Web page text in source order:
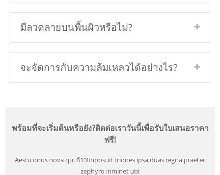
มีลวดลายบนพื้นผิวหรือไม่?
จะจัดการกับความล้มเหลวได้อย่างไร?
พร้อมที่จะเริ่มต้นหรือยัง?ติดต่อเราวันนี้เพื่อรับใบเสนอราคา
ฟรี!
Aestu onus nova qui ก้าว!Inposuit triones ipsa duas regna praeter
zephyro inminet ubi